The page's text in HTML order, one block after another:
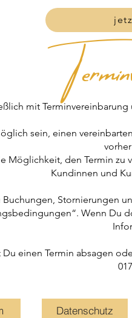
mit
sein, einen
Möglichkeit, den Termin
Kundinnen und
Stornierungen
Wenn
Du einen Termin absagen
Datenschutz